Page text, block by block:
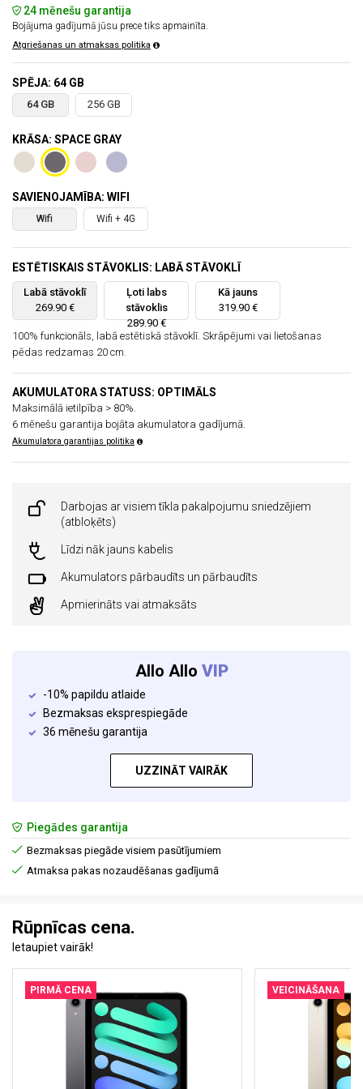
24 mēnešu garantija
Bojājuma gadījumā jūsu prece tiks apmainīta.
Atgriešanas un atmaksas politika
SPĒJA: 64 GB
64 GB 256 GB
KRĀSA: SPACE GRAY
SAVIENOJAMĪBA: WIFI
Wifi Wifi + 4G
ESTĒTISKAIS STĀVOKLIS: LABĀ STĀVOKLĪ
Labā stāvoklī
269.90 €
Ļoti labs
stāvoklis
289.90 €
Kā jauns
319.90 €
100% funkcionāls, labā estētiskā stāvoklī. Skrāpējumi vai lietošanas
pēdas redzamas 20 cm.
AKUMULATORA STATUSS: OPTIMĀLS
Maksimālā ietilpība > 80%.
6 mēnešu garantija bojāta akumulatora gadījumā.
Akumulatora garantijas politika
Darbojas ar visiem tīkla pakalpojumu sniedzējiem
(atbloķēts)
Līdzi nāk jauns kabelis
Akumulators pārbaudīts un pārbaudīts
Apmierināts vai atmaksāts
Allo Allo VIP
-10% papildu atlaide
Bezmaksas eksprespiegāde
36 mēnešu garantija
UZZINĀT VAIRĀK
Piegādes garantija
Bezmaksas piegāde visiem pasūtījumiem
Atmaksa pakas nozaudēšanas gadījumā
Rūpnīcas cena.
Ietaupiet vairāk!
PIRMĀ CENA VEICINĀŠANA